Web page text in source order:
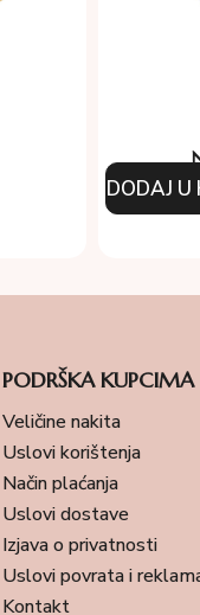
DODAJ U
PODRŠKA KUPCIMA
Veličine nakita
Uslovi korištenja
Način plaćanja
Uslovi dostave
Izjava o privatnosti
Uslovi povrata i
Kontakt